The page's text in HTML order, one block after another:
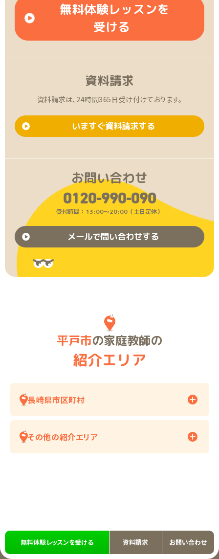
無料体験レッスンを
受ける
資料請求
資料請求は、24時間365日受け付けております。
いますぐ資料請求する
お問い合わせ
0120-990-090
受付時間：13:00〜20:00（土日定休）
メールで問い合わせする
平戸市の家庭教師の
紹介エリア
長崎県市区町村
その他の紹介エリア
無料体験レッスンを受ける 資料請求 お問い合わせ